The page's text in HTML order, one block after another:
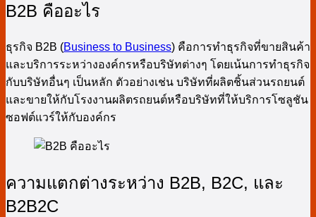
B2B คืออะไร
ธุรกิจ B2B (Business to Business) คือการทำธุรกิจที่ขายสินค้า
และบริการระหว่างองค์กรหรือบริษัทต่างๆ โดยเน้นการทำธุรกิจ
กับบริษัทอื่นๆ เป็นหลัก ตัวอย่างเช่น บริษัทที่ผลิตชิ้นส่วนรถยนต์
และขายให้กับโรงงานผลิตรถยนต์หรือบริษัทที่ให้บริการโซลูชัน
ซอฟต์แวร์ให้กับองค์กร
ความแตกต่างระหว่าง B2B, B2C, และ
B2B2C